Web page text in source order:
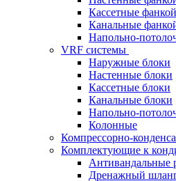
Кассетные
Канальные
Напольно-
VRF системы
Наружные блоки
Настенные блоки
Кассетные блоки
Канальные блоки
Напольно-
Колонные
Компрессорно-
Комплектующие к
Антивандальные
Дренажный